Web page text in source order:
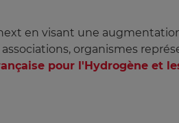
en visant une
organismes
pour l'Hydrogène et